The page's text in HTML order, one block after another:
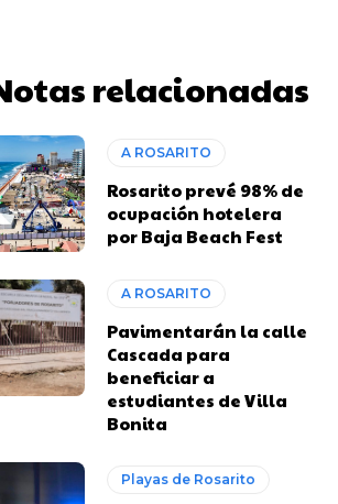
relacionadas
A ROSARITO
Rosarito prevé 98% de
ocupación hotelera
por Baja Beach Fest
A ROSARITO
Pavimentarán la calle
Cascada para
beneficiar a
estudiantes de Villa
Bonita
Playas de Rosarito